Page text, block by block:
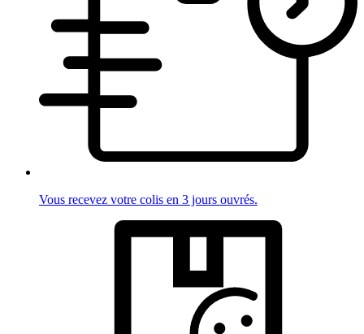
Vous recevez votre colis en 3 jours ouvrés.